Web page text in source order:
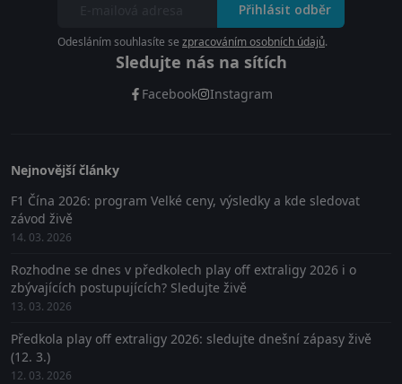
Přihlásit odběr
Odesláním souhlasíte se zpracováním osobních údajů.
Sledujte nás na sítích
Facebook Instagram
Nejnovější články
F1 Čína 2026: program Velké ceny, výsledky a kde sledovat
závod živě
14. 03. 2026
Rozhodne se dnes v předkolech play off extraligy 2026 i o
zbývajících postupujících? Sledujte živě
13. 03. 2026
Předkola play off extraligy 2026: sledujte dnešní zápasy živě
(12. 3.)
12. 03. 2026